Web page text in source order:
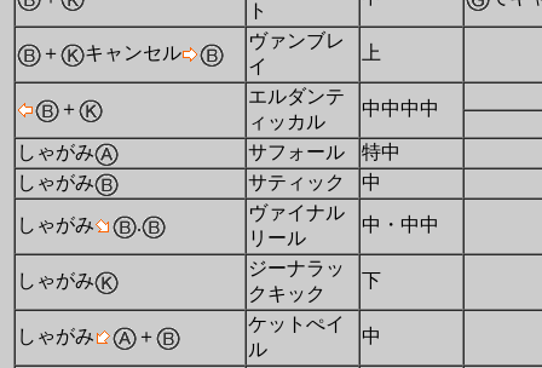
ト
＋ キャンセル
ヴァンブレ
イ
上
＋
エルダンテ
ィッカル
中中中中
しゃがみ サフォール
特中
しゃがみ
サティック 中
しゃがみ .
ヴァイナル
リール
中・中中
しゃがみ
ジーナラッ
クキック
下
しゃがみ ＋
ケットぺイ
ル
中